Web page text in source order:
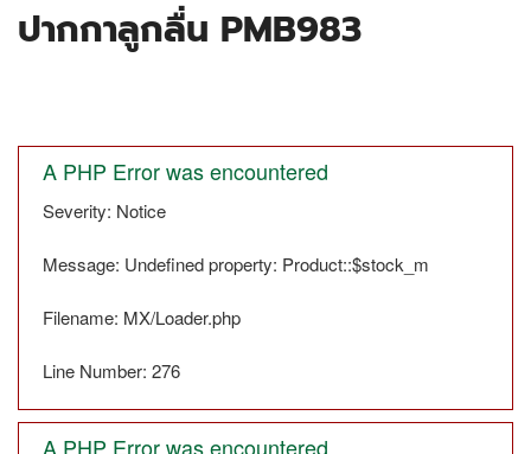
ปากกาลูกลื่น PMB983
A PHP Error was encountered
Severity: Notice
Message: Undefined property: Product::$stock_m
Filename: MX/Loader.php
Line Number: 276
A PHP Error was encountered